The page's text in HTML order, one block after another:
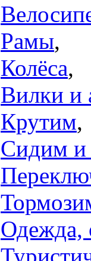
Рамы,
Колёса,
Вилки и
Крутим,
Сидим и
Одежда,